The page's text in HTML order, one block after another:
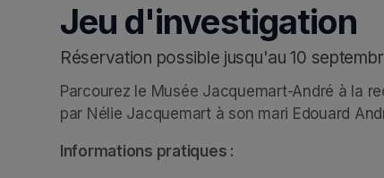
Jeu d'investigation
Réservation possible jusqu'au 10
Parcourez le Musée Jacquemart-André à la
par Nélie Jacquemart à son mari Edouard
Informations pratiques :